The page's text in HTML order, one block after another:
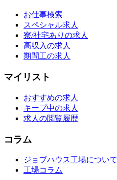
お仕事検索
スペシャル求人
寮/社宅ありの求人
高収入の求人
期間工の求人
マイリスト
おすすめの求人
キープ中の求人
求人の閲覧履歴
コラム
ジョブハウス工場について
工場コラム